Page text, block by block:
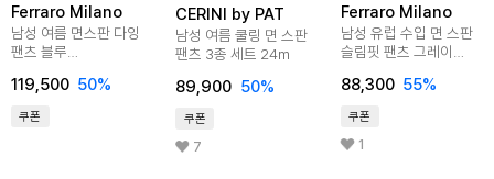
Ferraro Milano
남성 여름 면스판 다잉
팬츠 블루
119,500 50%
쿠폰
CERINI by PAT
남성 여름 쿨링 면 스판
팬츠 3종 세트 24m
89,900 50%
쿠폰
7
Ferraro Milano
남성 유럽 수입 면 스판
슬림핏 팬츠 그레이
88,300 55%
쿠폰
1